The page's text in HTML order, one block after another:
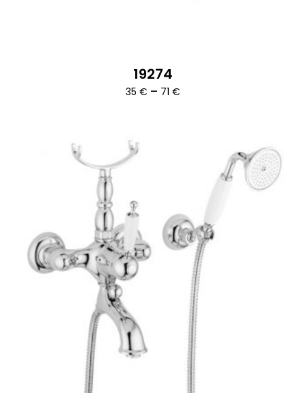
19274
35 € – 71 €Ártartomány: